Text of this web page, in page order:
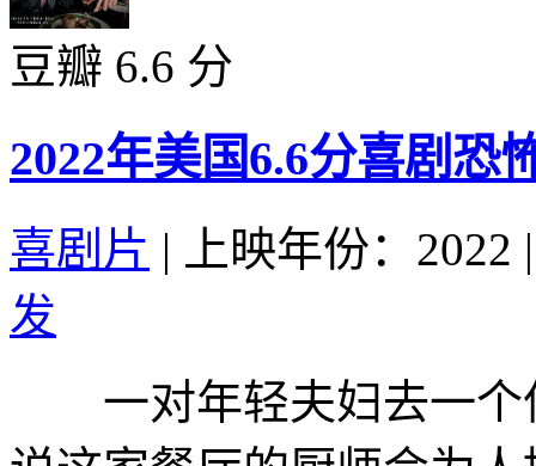
豆瓣 6.6 分
2022年美国6.6分喜剧恐
喜剧片 | 上映年份：2022 |
发
一对年轻夫妇去一个